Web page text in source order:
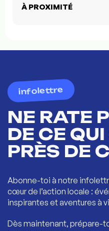
À PROXIMITÉ
infolettre
NE RATE
DE CE
PRÈS DE
Abonne-toi à notre
cœur de l’action locale :
inspirantes et aventures à
Dès maintenant, prépare-